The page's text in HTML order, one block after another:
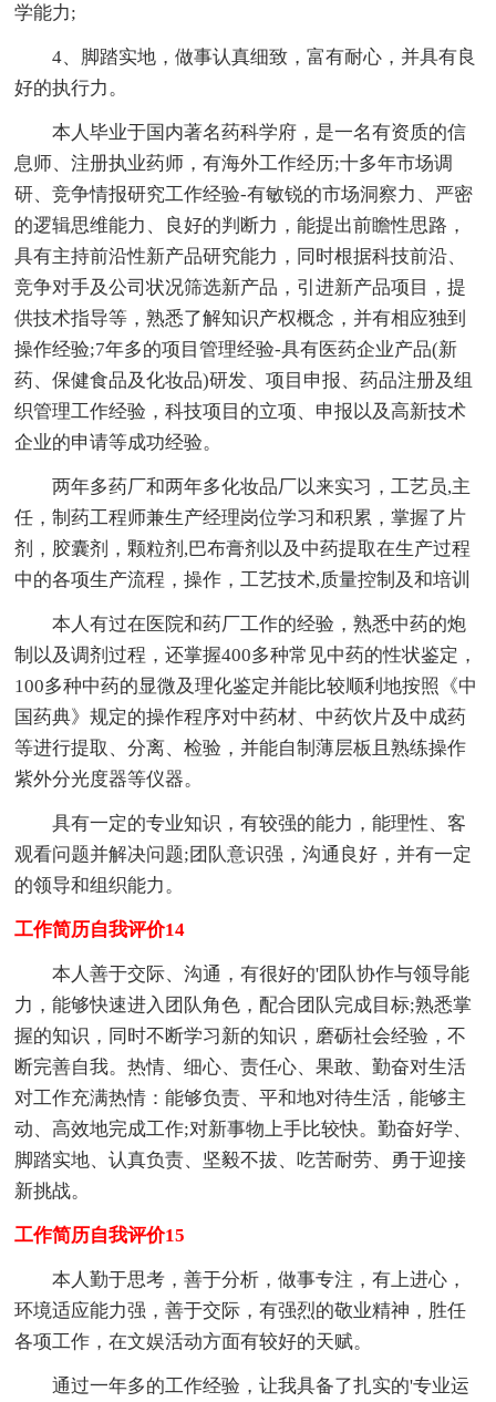
学能力;
4、脚踏实地，做事认真细致，富有耐心，并具有良
好的执行力。
本人毕业于国内著名药科学府，是一名有资质的信
息师、注册执业药师，有海外工作经历;十多年市场调
研、竞争情报研究工作经验-有敏锐的市场洞察力、严密
的逻辑思维能力、良好的判断力，能提出前瞻性思路，
具有主持前沿性新产品研究能力，同时根据科技前沿、
竞争对手及公司状况筛选新产品，引进新产品项目，提
供技术指导等，熟悉了解知识产权概念，并有相应独到
操作经验;7年多的项目管理经验-具有医药企业产品(新
药、保健食品及化妆品)研发、项目申报、药品注册及组
织管理工作经验，科技项目的立项、申报以及高新技术
企业的申请等成功经验。
两年多药厂和两年多化妆品厂以来实习，工艺员,主
任，制药工程师兼生产经理岗位学习和积累，掌握了片
剂，胶囊剂，颗粒剂,巴布膏剂以及中药提取在生产过程
中的各项生产流程，操作，工艺技术,质量控制及和培训
本人有过在医院和药厂工作的经验，熟悉中药的炮
制以及调剂过程，还掌握400多种常见中药的性状鉴定，
100多种中药的显微及理化鉴定并能比较顺利地按照《中
国药典》规定的操作程序对中药材、中药饮片及中成药
等进行提取、分离、检验，并能自制薄层板且熟练操作
紫外分光度器等仪器。
具有一定的专业知识，有较强的能力，能理性、客
观看问题并解决问题;团队意识强，沟通良好，并有一定
的领导和组织能力。
工作简历自我评价14
本人善于交际、沟通，有很好的'团队协作与领导能
力，能够快速进入团队角色，配合团队完成目标;熟悉掌
握的知识，同时不断学习新的知识，磨砺社会经验，不
断完善自我。热情、细心、责任心、果敢、勤奋对生活
对工作充满热情：能够负责、平和地对待生活，能够主
动、高效地完成工作;对新事物上手比较快。勤奋好学、
脚踏实地、认真负责、坚毅不拔、吃苦耐劳、勇于迎接
新挑战。
工作简历自我评价15
本人勤于思考，善于分析，做事专注，有上进心，
环境适应能力强，善于交际，有强烈的敬业精神，胜任
各项工作，在文娱活动方面有较好的天赋。
通过一年多的工作经验，让我具备了扎实的'专业运